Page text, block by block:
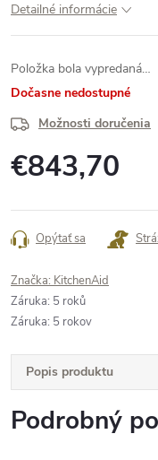
Detailné informácie
Položka bola vypredaná…
Dočasne nedostupné
Možnosti doručenia
€843,70
cena:
Opýtať sa
Značka: KitchenAid
Záruka: 5 roků
Záruka: 5 rokov
Popis produktu
Podrobný